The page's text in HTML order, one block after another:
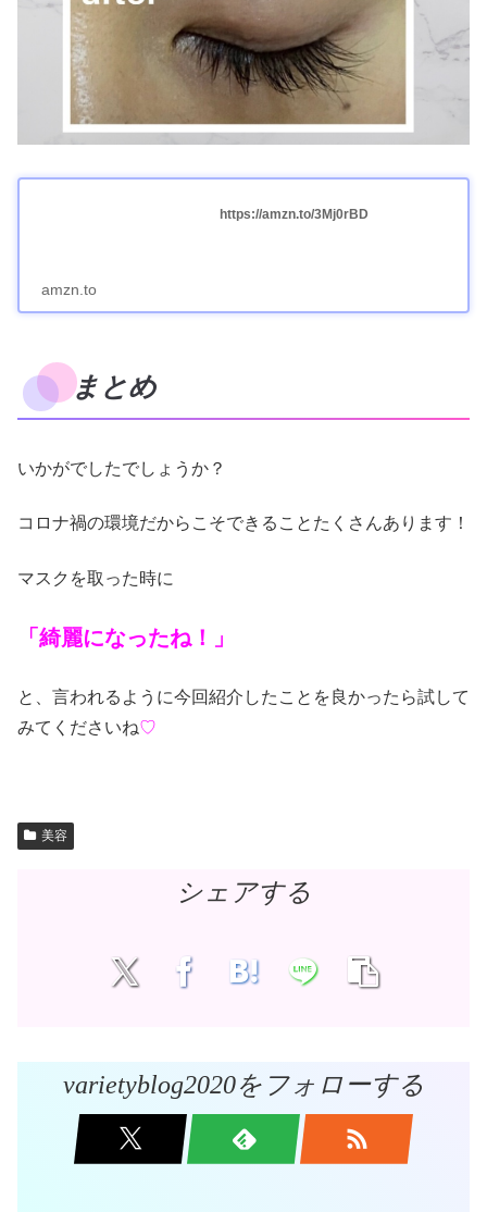
https://amzn.to/3Mj0rBD
amzn.to
まとめ
いかがでしたでしょうか？
コロナ禍の環境だからこそできることたくさんあります！
マスクを取った時に
「綺麗になったね！」
と、言われるように今回紹介したことを良かったら試して
みてくださいね♡
美容
シェアする
varietyblog2020をフォローする